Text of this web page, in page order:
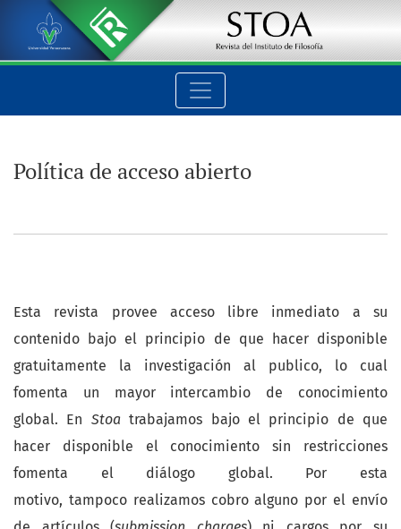
Política de acceso abierto
Política de acceso abierto
Esta revista provee acceso libre inmediato a su
contenido bajo el principio de que hacer disponible
gratuitamente la investigación al publico, lo cual
fomenta un mayor intercambio de conocimiento
global. En Stoatrabajamos bajo el principio de que
hacer disponible el conocimiento sin restricciones
fomenta el diálogo global. Por esta
motivo, tampoco realizamos cobro alguno por el envío